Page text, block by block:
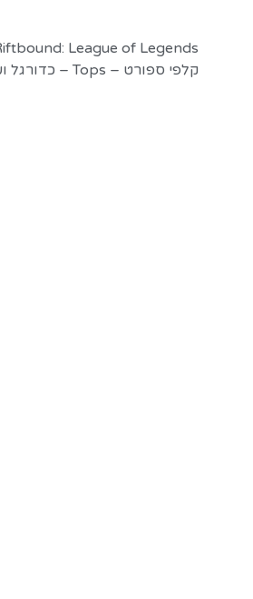
League of Legends
קלפי ספורט – Tops – כדורגל ועוד